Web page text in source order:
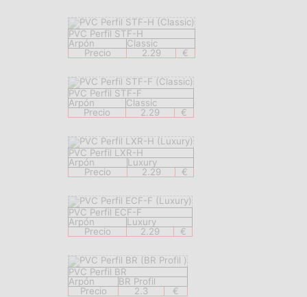
PVC Perfil STF-H
Arpón
Classic
Precio
2.29 €
PVC Perfil STF-F
Arpón
Classic
Precio
2.29 €
PVC Perfil LXR-H
Arpón
Luxury
Precio
2.29 €
PVC Perfil ECF-F
Arpón
Luxury
Precio
2.29 €
PVC Perfil BR
Arpón
BR Profil
Precio
2.3 €